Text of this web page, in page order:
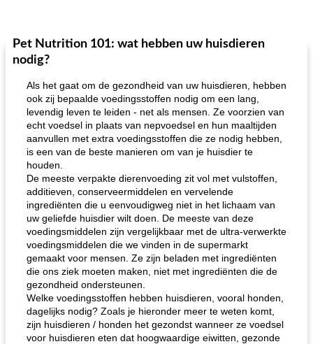
Pet Nutrition 101: wat hebben uw huisdieren
nodig?
Als het gaat om de gezondheid van uw huisdieren, hebben
ook zij bepaalde voedingsstoffen nodig om een ​​lang,
levendig leven te leiden - net als mensen. Ze voorzien van
echt voedsel in plaats van nepvoedsel en hun maaltijden
aanvullen met extra voedingsstoffen die ze nodig hebben,
is een van de beste manieren om van je huisdier te
houden.
De meeste verpakte dierenvoeding zit vol met vulstoffen,
additieven, conserveermiddelen en vervelende
ingrediënten die u eenvoudigweg niet in het lichaam van
uw geliefde huisdier wilt doen. De meeste van deze
voedingsmiddelen zijn vergelijkbaar met de ultra-verwerkte
voedingsmiddelen die we vinden in de supermarkt
gemaakt voor mensen. Ze zijn beladen met ingrediënten
die ons ziek moeten maken, niet met ingrediënten die de
gezondheid ondersteunen.
Welke voedingsstoffen hebben huisdieren, vooral honden,
dagelijks nodig? Zoals je hieronder meer te weten komt,
zijn huisdieren / honden het gezondst wanneer ze voedsel
voor huisdieren eten dat hoogwaardige eiwitten, gezonde